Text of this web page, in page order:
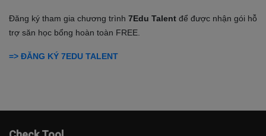
Đăng ký tham gia chương trình 7Edu Talent để được nhận gói hỗ
trợ săn học bổng hoàn toàn FREE.
=> ĐĂNG KÝ 7EDU TALENT